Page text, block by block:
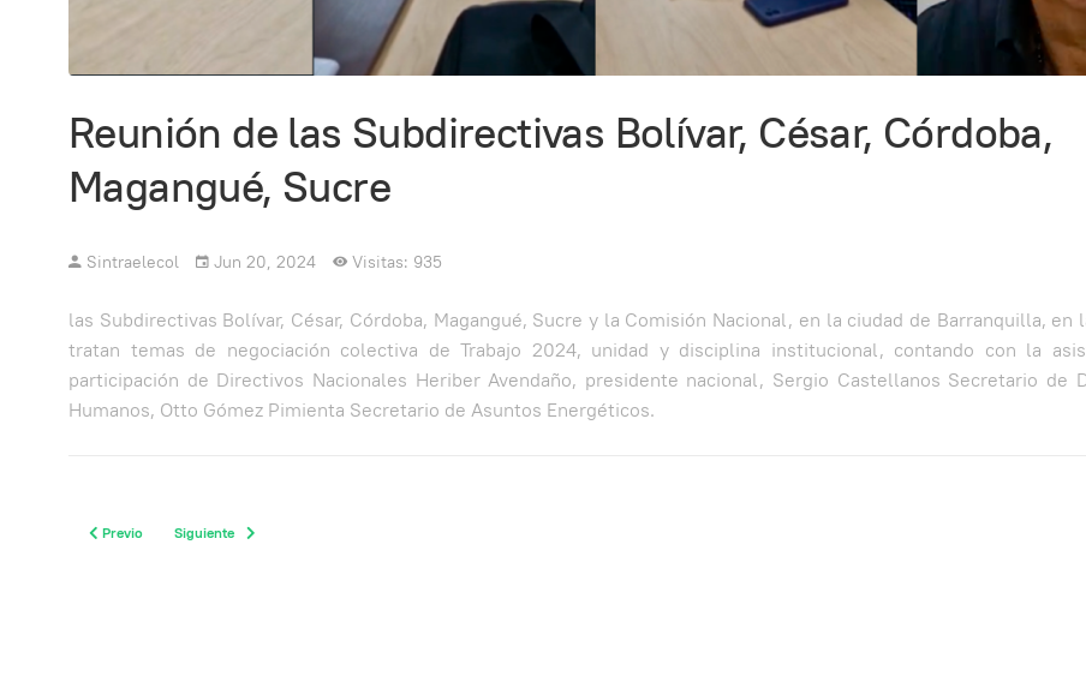
Reunión de las Subdirectivas Bolívar, César, Córdoba,
Magangué, Sucre
Sintraelecol Jun 20, 2024 Visitas: 935
las Subdirectivas Bolívar, César, Córdoba, Magangué, Sucre y la Comisión Nacional, en la ciudad de Barranquilla, en
tratan temas de negociación colectiva de Trabajo 2024, unidad y disciplina institucional, contando con la
participación de Directivos Nacionales Heriber Avendaño, presidente nacional, Sergio Castellanos Secretario de
Humanos, Otto Gómez Pimienta Secretario de Asuntos Energéticos.
Previous article: Reunión con el Gerente General de Caribemar de la costa
Previo Next article: BENEFICIO EXCLUSIVO POLIZA DE VIDA GRUPO SURAMERICANA
Siguiente